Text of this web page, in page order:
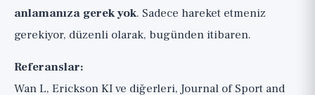
anlamanıza gerek yok. Sadece hareket etmeniz
gerekiyor, düzenli olarak, bugünden itibaren.
Referanslar:
Wan L, Erickson KI ve diğerleri, Journal of Sport and